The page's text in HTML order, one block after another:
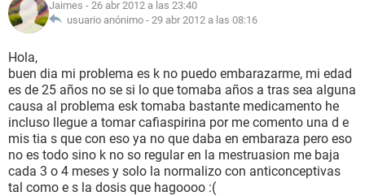
NUTRICIÓN
BIENESTAR
SEXUALIDAD
GLOSARIO
Jaimes - 26 abr 2012 a las 23:40
usuario anónimo - 29 abr 2012 a las 08:16
Hola,
buen dia mi problema es k no puedo embarazarme, mi edad
es de 25 años no se si lo que tomaba años a tras sea alguna
causa al problema esk tomaba bastante medicamento he
incluso llegue a tomar cafiaspirina por me comento una d e
mis tia s que con eso ya no que daba en embaraza pero eso
no es todo sino k no so regular en la mestruasion me baja
cada 3 o 4 meses y solo la normalizo con anticonceptivas
tal como e s la dosis que hagoooo :(